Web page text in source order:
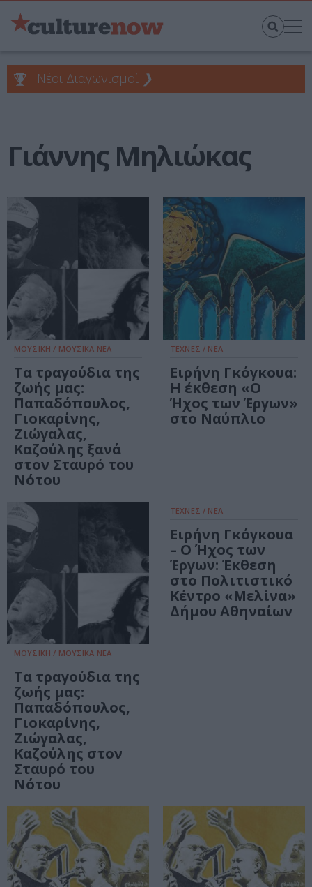
Νέοι Διαγωνισμοί ❯
Γιάννης Μηλιώκας
ΜΟΥΣΙΚΗ / ΜΟΥΣΙΚΑ ΝΕΑ
Τα τραγούδια της
ζωής μας:
Παπαδόπουλος,
Γιοκαρίνης,
Ζιώγαλας,
Καζούλης ξανά
στον Σταυρό του
Νότου
ΤΕΧΝΕΣ / ΝΕΑ
Ειρήνη Γκόγκουα:
Η έκθεση «Ο
Ήχος των Έργων»
στο Ναύπλιο
ΜΟΥΣΙΚΗ / ΜΟΥΣΙΚΑ ΝΕΑ
Τα τραγούδια της
ζωής μας:
Παπαδόπουλος,
Γιοκαρίνης,
Ζιώγαλας,
Καζούλης στον
Σταυρό του
Νότου
ΤΕΧΝΕΣ / ΝΕΑ
Ειρήνη Γκόγκουα
– Ο Ήχος των
Έργων: Έκθεση
στο Πολιτιστικό
Κέντρο «Μελίνα»
Δήμου Αθηναίων